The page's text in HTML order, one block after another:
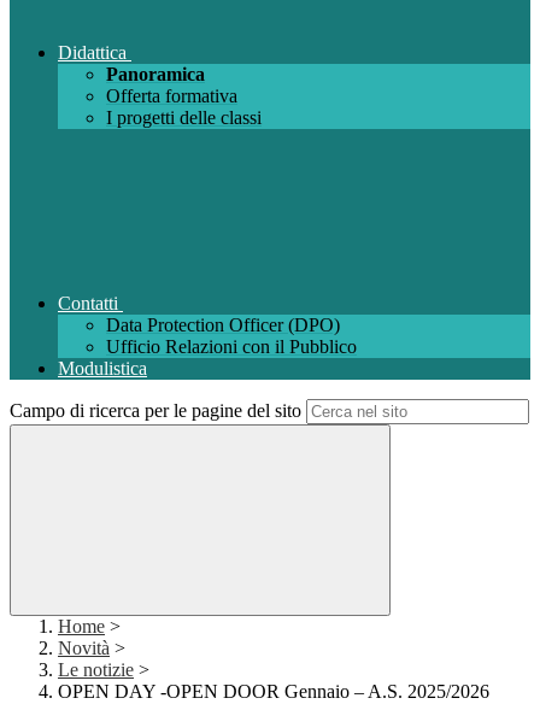
Didattica
Panoramica
Offerta formativa
I progetti delle classi
Contatti
Data Protection Officer (DPO)
Ufficio Relazioni con il Pubblico
Modulistica
Campo di ricerca per le pagine del sito
Home >
Novità >
Le notizie >
OPEN DAY -OPEN DOOR Gennaio – A.S. 2025/2026